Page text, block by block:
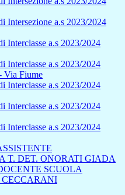
Intersezione a.s 2023/2024
Interclasse a.s 2023/2024
Interclasse a.s 2023/2024
Via Fiume
Interclasse a.s 2023/2024
Interclasse a.s 2023/2024
Interclasse a.s 2023/2024
T. DET. ONORATI GIADA
SCUOLA